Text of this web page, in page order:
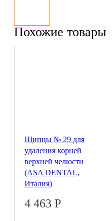
Похожие товары
Щипцы № 29 для
удаления корней
верхней челюсти
(ASA DENTAL,
Италия)
4 463 Р